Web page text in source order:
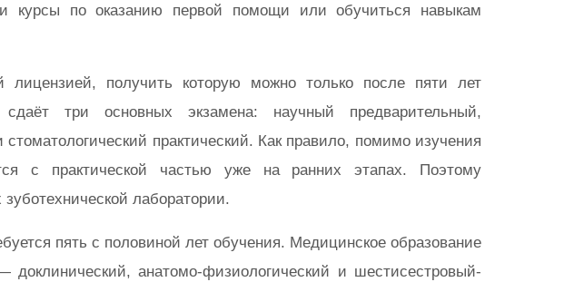
курсы по оказанию первой помощи или обучиться навыкам
лицензией, получить которую можно только после пяти лет
три основных экзамена: научный предварительный,
практический. Как правило, помимо изучения
с практической частью уже на ранних этапах. Поэтому
лаборатории.
пять с половиной лет обучения. Медицинское образование
анатомо-физиологический и шестисестровый-